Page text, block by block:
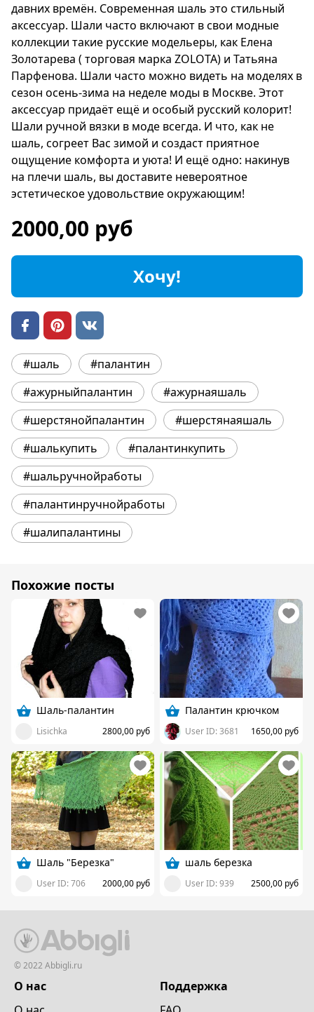
давних времён. Современная шаль это стильный
аксессуар. Шали часто включают в свои модные
коллекции такие русские модельеры, как Елена
Золотарева ( торговая марка ZOLOTA) и Татьяна
Парфенова. Шали часто можно видеть на моделях в
сезон осень-зима на неделе моды в Москве. Этот
аксессуар придаёт ещё и особый русский колорит!
Шали ручной вязки в моде всегда. И что, как не
шаль, согреет Вас зимой и создаст приятное
ощущение комфорта и уюта! И ещё одно: накинув
на плечи шаль, вы доставите невероятное
эстетическое удовольствие окружающим!
2000,00 руб
Хочу!
#шаль
#палантин
#ажурныйпалантин
#ажурнаяшаль
#шерстянойпалантин
#шерстянаяшаль
#шалькупить
#палантинкупить
#шальручнойработы
#палантинручнойработы
#шалипалантины
Похожие посты
Шаль-палантин
Lisichka 2800,00 руб
Палантин крючком
User ID: 3681 1650,00 руб
Шаль "Березка"
User ID: 706 2000,00 руб
шаль березка
User ID: 939 2500,00 руб
© 2022 Abbigli.ru
О нас
Поддержка